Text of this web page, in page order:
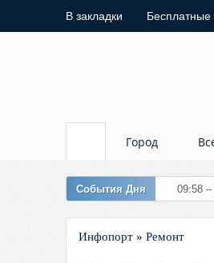
В закладки
Город
События Дня 09:58
Инфопорт » Ремонт